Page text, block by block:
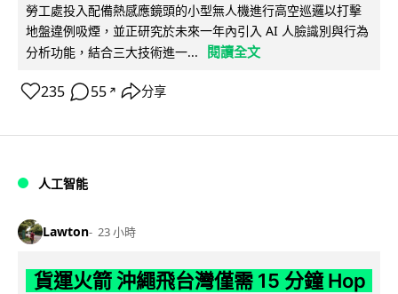
勞工處投入配備熱感應鏡頭的小型無人機進行高空巡邏以打擊
地盤違例吸煙，並正研究於未來一年內引入 AI 人臉識別與行為
分析功能，結合三大技術進一...
閱讀全文
235 55 ↗ 分享
人工智能
Lawton 23 小時
貨運火箭 沖繩飛台灣僅需 15 分鐘 Hop